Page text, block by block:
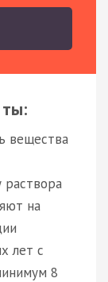
вещества
раствора
на
лет с
8